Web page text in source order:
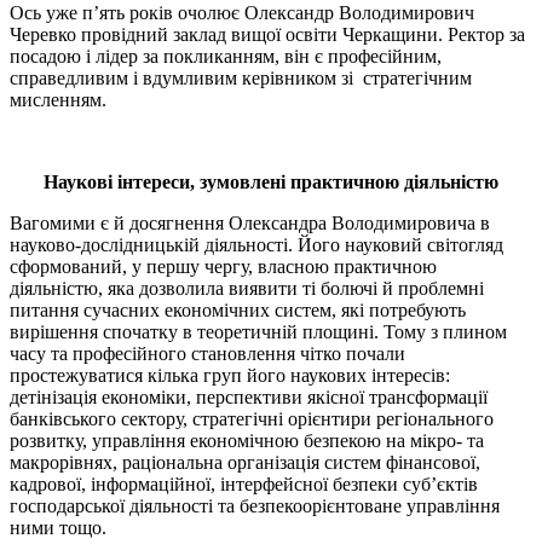
Ось уже п’ять років очолює Олександр Володимирович
Черевко провідний заклад вищої освіти Черкащини. Ректор за
посадою і лідер за покликанням, він є професійним,
справедливим і вдумливим керівником зі стратегічним
мисленням.
Наукові інтереси, зумовлені практичною діяльністю
Вагомими є й досягнення Олександра Володимировича в
науково-дослідницькій діяльності. Його науковий світогляд
сформований, у першу чергу, власною практичною
діяльністю, яка дозволила виявити ті болючі й проблемні
питання сучасних економічних систем, які потребують
вирішення спочатку в теоретичній площині. Тому з плином
часу та професійного становлення чітко почали
простежуватися кілька груп його наукових інтересів:
детінізація економіки, перспективи якісної трансформації
банківського сектору, стратегічні орієнтири регіонального
розвитку, управління економічною безпекою на мікро- та
макрорівнях, раціональна організація систем фінансової,
кадрової, інформаційної, інтерфейсної безпеки суб’єктів
господарської діяльності та безпекоорієнтоване управління
ними тощо.